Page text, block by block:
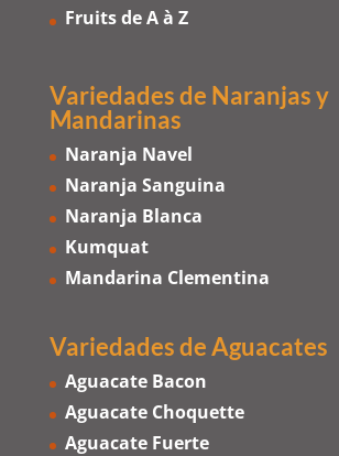
Fruits de A à Z
Variedades de Naranjasy
Mandarinas
Naranja Navel
Naranja Sanguina
Naranja Blanca
Kumquat
Mandarina Clementina
Variedades de Aguacates
Aguacate Bacon
Aguacate Choquette
Aguacate Fuerte